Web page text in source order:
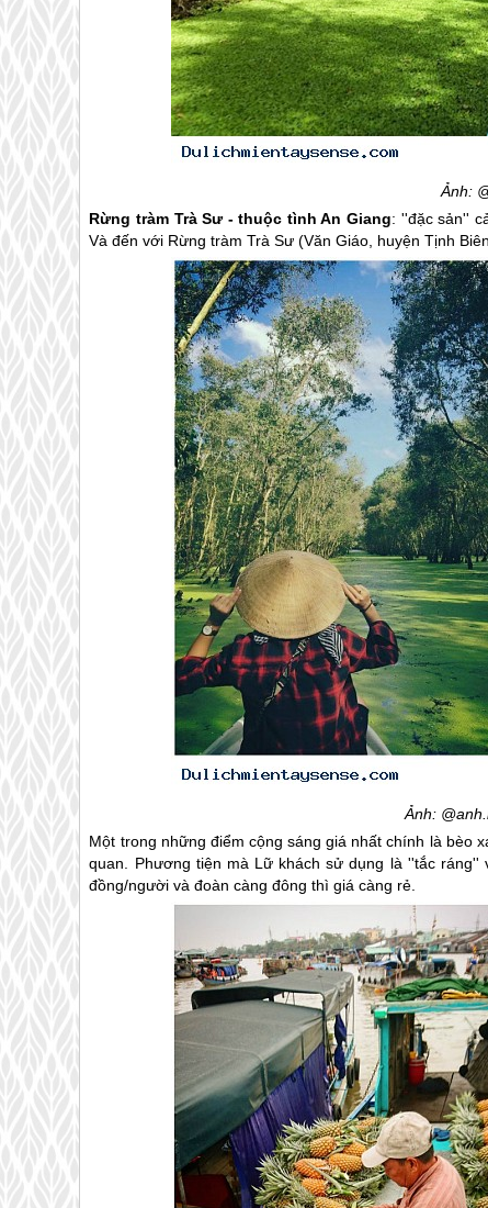
Ảnh:
Rừng tràm Trà Sư - thuộc tình An Giang: ''đặc sản''
Và đến với Rừng tràm Trà Sư (Văn Giáo, huyện Tịnh
Ảnh:
Một trong những điểm cộng sáng giá nhất chính là bèo
quan. Phương tiện mà Lữ khách sử dụng là ''tắc
đồng/người và đoàn càng đông thì giá càng rẻ.